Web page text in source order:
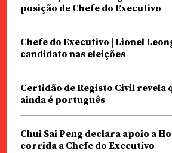
posição de Chefe do Executivo
Chefe do Executivo | Lionel
candidato nas eleições
Certidão de Registo Civil revela
ainda é português
Chui Sai Peng declara apoio a
corrida a Chefe do Executivo